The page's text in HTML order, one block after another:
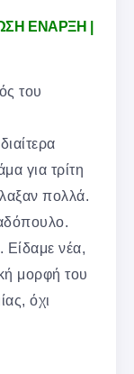
ΕΝΑΡΞΗ |
του
για τρίτη
πολλά.
Είδαμε νέα,
μορφή του
όχι